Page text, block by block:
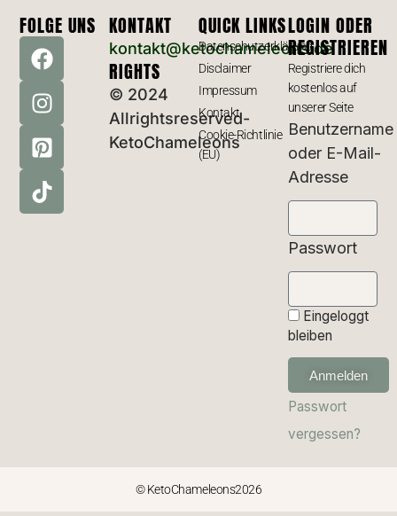
FOLGE UNS KONTAKT
kontakt@ketochameleons.de
RIGHTS
© 2024
Allrightsreserved-
KetoChameleons
QUICK LINKS
Datenschutzerklärung
Disclaimer
Impressum
Kontakt
Cookie-Richtlinie
(EU)
LOGIN ODER
REGISTRIEREN
Registriere dich
kostenlos auf
unserer Seite
Benutzername
oder E-Mail-
Adresse
Passwort
Eingeloggt
bleiben
Anmelden
Passwort
vergessen?
© KetoChameleons2026